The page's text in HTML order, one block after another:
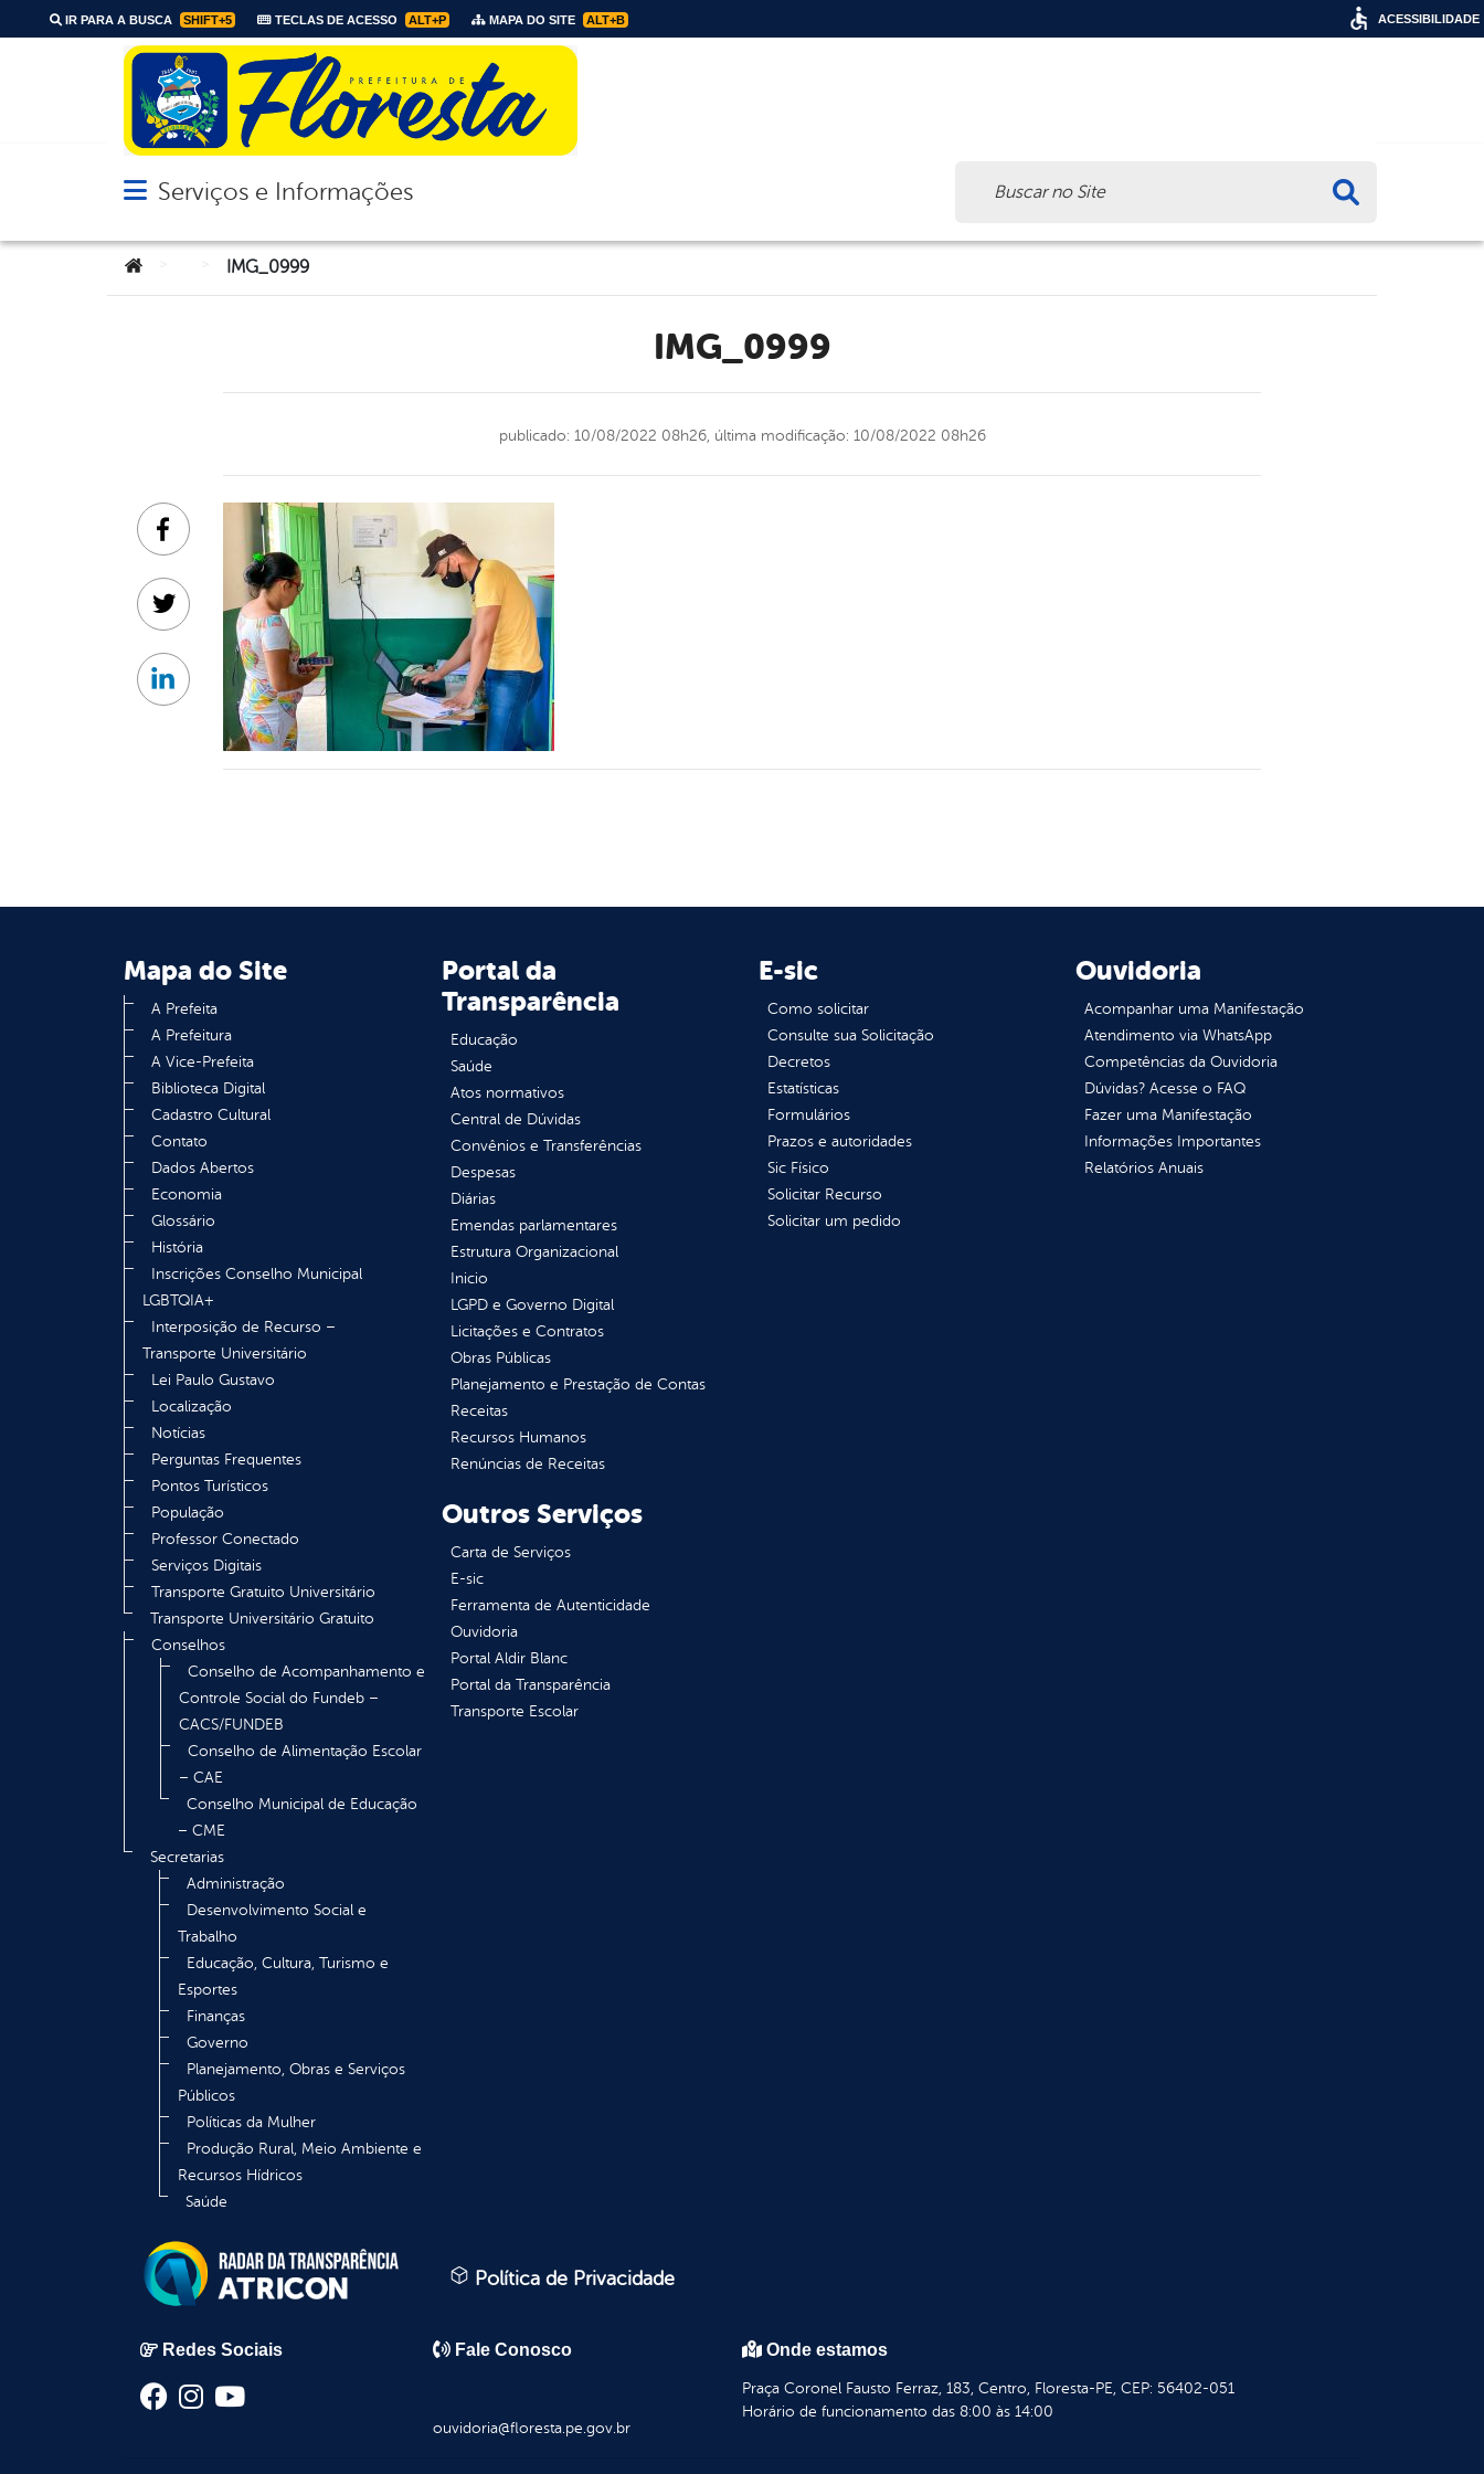
IR PARA A BUSCA SHIFT+5 TECLAS DE ACESSO ALT+P MAPA DO SITE ALT+B
Abrir menu principal de navegação
Serviços e Informações
Você está aqui:IMG_0999
IMG_0999
publicado: 10/08/2022 08h26, última modificação: 10/08/2022 08h26
Facebook
Twitter
Linkedin
Mapa do Site
A Prefeita
A Prefeitura
A Vice-Prefeita
Biblioteca Digital
Cadastro Cultural
Contato
Dados Abertos
Economia
Glossário
História
Inscrições Conselho Municipal
LGBTQIA+
Interposição de Recurso –
Transporte Universitário
Lei Paulo Gustavo
Localização
Notícias
Perguntas Frequentes
Pontos Turísticos
População
Professor Conectado
Serviços Digitais
Transporte Gratuito Universitário
Transporte Universitário Gratuito
Conselhos
Conselho de Acompanhamento e
Controle Social do Fundeb –
CACS/FUNDEB
Conselho de Alimentação Escolar
– CAE
Conselho Municipal de Educação
– CME
Secretarias
Administração
Desenvolvimento Social e
Trabalho
Educação, Cultura, Turismo e
Esportes
Finanças
Governo
Planejamento, Obras e Serviços
Públicos
Políticas da Mulher
Produção Rural, Meio Ambiente e
Recursos Hídricos
Saúde
Portal da
Transparência
Educação
Saúde
Atos normativos
Central de Dúvidas
Convênios e Transferências
Despesas
Diárias
Emendas parlamentares
Estrutura Organizacional
Inicio
LGPD e Governo Digital
Licitações e Contratos
Obras Públicas
Planejamento e Prestação de Contas
Receitas
Recursos Humanos
Renúncias de Receitas
E-sic
Como solicitar
Consulte sua Solicitação
Decretos
Estatísticas
Formulários
Prazos e autoridades
Sic Físico
Solicitar Recurso
Solicitar um pedido
Ouvidoria
Acompanhar uma Manifestação
Atendimento via WhatsApp
Competências da Ouvidoria
Dúvidas? Acesse o FAQ
Fazer uma Manifestação
Informações Importantes
Relatórios Anuais
Outros Serviços
Carta de Serviços
E-sic
Ferramenta de Autenticidade
Ouvidoria
Portal Aldir Blanc
Portal da Transparência
Transporte Escolar
Política de Privacidade
Redes Sociais Fale Conosco
ouvidoria@floresta.pe.gov.br
Onde estamos
Praça Coronel Fausto Ferraz, 183, Centro, Floresta-PE, CEP: 56402-051
Horário de funcionamento das 8:00 às 14:00
ACESSIBILIDADE